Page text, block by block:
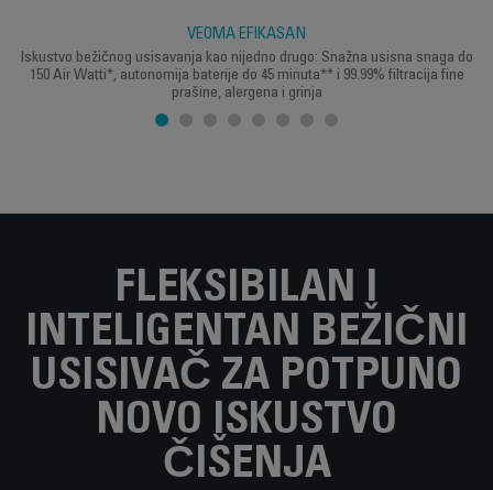
VEOMA EFIKASAN
Iskustvo bežičnog usisavanja kao nijedno drugo: Snažna usisna snaga do
150 Air Watti*, autonomija baterije do 45 minuta** i 99.99% filtracija fine
prašine, alergena i grinja
FLEKSIBILAN I
INTELIGENTAN BEŽIČNI
USISIVAČ ZA POTPUNO
NOVO ISKUSTVO
ČIŠENJA